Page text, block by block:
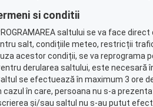
si conditii
saltului se va face
salt, condițiile meteo, restricții
acestor condiții, se va reprograma
derularea saltului, este necesară
se efectuează în maximum 3 ore
cazul în care, persoana nu s-a
și/sau saltul nu s-au putut